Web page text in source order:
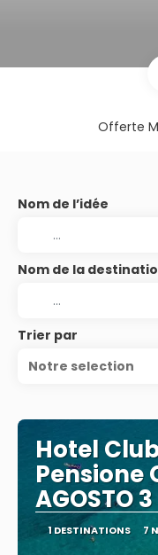
Offerte
Nom de l’idée
Nom de la
Trier par
Notre selection
Hotel
Pensione
AGOSTO
1 DESTINATIONS 7